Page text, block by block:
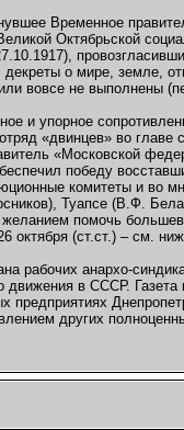
Временное
Октябрьской
о мире, земле,
вовсе не выполнены
и упорное
«двинцев» во главе
«Московской
победу
комитеты и во
Туапсе (В.Ф.
помочь
октября (ст.ст.) – см.
рабочих анархо-
в СССР. Газета
предприятиях
других